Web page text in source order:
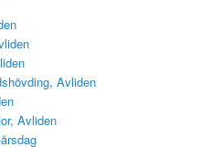
Avliden
Avliden